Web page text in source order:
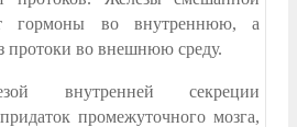
гормоны во внутреннюю, а
протоки во внешнюю среду.
внутренней секреции
промежуточного мозга,